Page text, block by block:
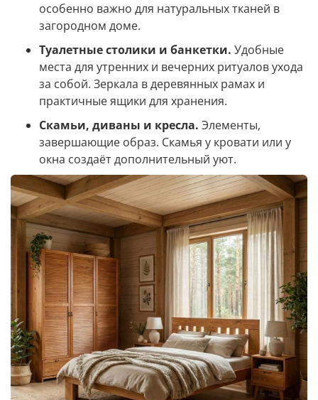
особенно важно для натуральных тканей в
загородном доме.
Туалетные столики и банкетки. Удобные
места для утренних и вечерних ритуалов ухода
за собой. Зеркала в деревянных рамах и
практичные ящики для хранения.
Скамьи, диваны и кресла. Элементы,
завершающие образ. Скамья у кровати или у
окна создаёт дополнительный уют.